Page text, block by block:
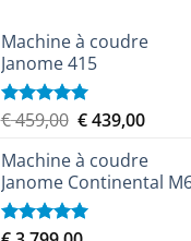
Machine à coudre
Janome 415
Note5.00
€459,00 Le
initial
était :
€ 459,00.
€439,00Le
actuel
est :
Machine à coudre
Janome Continental
Note5.00